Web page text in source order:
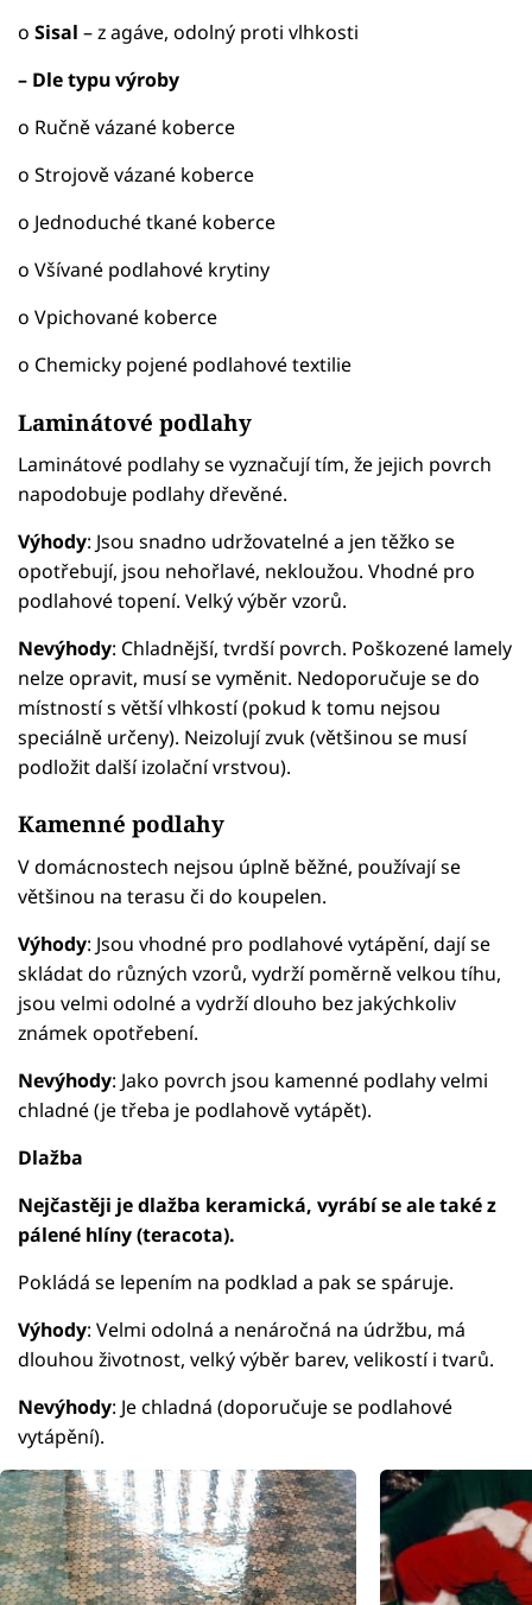
o Sisal – z agáve, odolný proti vlhkosti
– Dle typu výroby
o Ručně vázané koberce
o Strojově vázané koberce
o Jednoduché tkané koberce
o Všívané podlahové krytiny
o Vpichované koberce
o Chemicky pojené podlahové textilie
Laminátové podlahy
Laminátové podlahy se vyznačují tím, že jejich povrch
napodobuje podlahy dřevěné.
Výhody: Jsou snadno udržovatelné a jen těžko se
opotřebují, jsou nehořlavé, nekloužou. Vhodné pro
podlahové topení. Velký výběr vzorů.
Nevýhody: Chladnější, tvrdší povrch. Poškozené lamely
nelze opravit, musí se vyměnit. Nedoporučuje se do
místností s větší vlhkostí (pokud k tomu nejsou
speciálně určeny). Neizolují zvuk (většinou se musí
podložit další izolační vrstvou).
Kamenné podlahy
V domácnostech nejsou úplně běžné, používají se
většinou na terasu či do koupelen.
Výhody: Jsou vhodné pro podlahové vytápění, dají se
skládat do různých vzorů, vydrží poměrně velkou tíhu,
jsou velmi odolné a vydrží dlouho bez jakýchkoliv
známek opotřebení.
Nevýhody: Jako povrch jsou kamenné podlahy velmi
chladné (je třeba je podlahově vytápět).
Dlažba
Nejčastěji je dlažba keramická, vyrábí se ale také z
pálené hlíny (teracota).
Pokládá se lepením na podklad a pak se spáruje.
Výhody: Velmi odolná a nenáročná na údržbu, má
dlouhou životnost, velký výběr barev, velikostí i tvarů.
Nevýhody: Je chladná (doporučuje se podlahové
vytápění).